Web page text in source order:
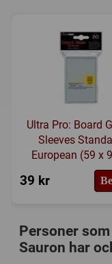
Ultra Pro: Board
Sleeves
European (59 x
39 kr
Personer
Sauron har